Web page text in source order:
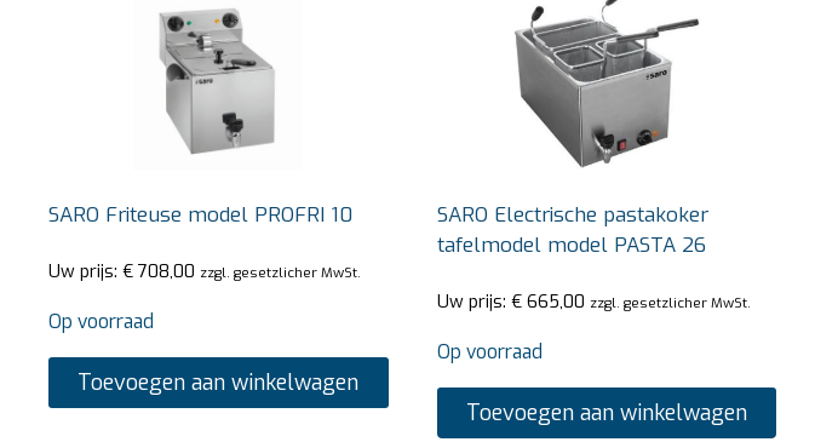
SARO Friteuse model PROFRI 10
Uw prijs: € 708,00 zzgl. gesetzlicher MwSt.
Op voorraad
Toevoegen aan winkelwagen
SARO Electrische pastakoker
tafelmodel model PASTA 26
Uw prijs: €665,00 zzgl. gesetzlicher MwSt.
Op voorraad
Toevoegen aan winkelwagen